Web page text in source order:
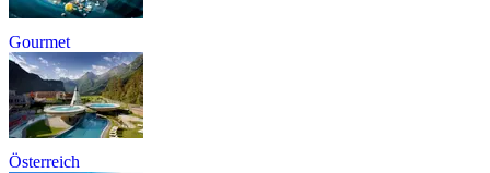
Gourmet
Österreich